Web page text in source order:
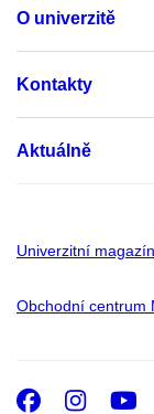
O univerzitě
Kontakty
Aktuálně
Univerzitní magazín
Obchodní centrum